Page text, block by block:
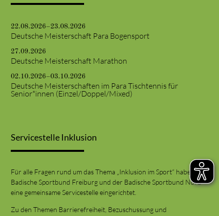
22.08.2026–23.08.2026
Deutsche Meisterschaft Para Bogensport
27.09.2026
Deutsche Meisterschaft Marathon
02.10.2026–03.10.2026
Deutsche Meisterschaften im Para Tischtennis für
Senior*innen (Einzel/Doppel/Mixed)
Servicestelle Inklusion
Für alle Fragen rund um das Thema „Inklusion im Sport“ haben der
Badische Sportbund Freiburg und der Badische Sportbund Nord
eine gemeinsame Servicestelle eingerichtet.
Zu den Themen Barrierefreiheit, Bezuschussung und